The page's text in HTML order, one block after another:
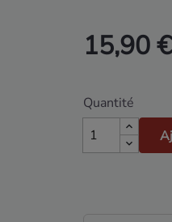
15,90 €
Quantité